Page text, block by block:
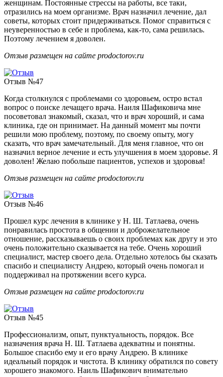
женщинам. Постоянные стрессы на работы, все таки,
отразились на моем организме. Врач назначил лечение, дал
советы, которых стоит придерживаться. Помог справиться с
неуверенностью в себе и проблема, как-то, сама решилась.
Поэтому лечением я доволен.
Отзыв размещен на сайте prodoctorov.ru
Отзыв №47
Когда столкнулся с проблемами со здоровьем, остро встал
вопрос о поиске лечащего врача. Наиля Шафиковича мне
посоветовал знакомый, сказал, что и врач хороший, и сама
клиника, где он принимает. На данный момент мы почти
решили мою проблему, поэтому, по своему опыту, могу
сказать, что врач замечательный. Для меня главное, что он
назначил верное лечение и есть улучшения в моем здоровье. Я
доволен! Желаю побольше пациентов, успехов и здоровья!
Отзыв размещен на сайте prodoctorov.ru
Отзыв №46
Прошел курс лечения в клинике у Н. Ш. Татлаева, очень
понравилась простота в общении и доброжелательное
отношение, рассказываешь о своих проблемах как другу и это
очень положительно сказывается на тебе. Очень хороший
специалист, мастер своего дела. Отдельно хотелось бы сказать
спасибо и специалисту Андрею, который очень помогал и
поддерживал на протяжении всего курса.
Отзыв размещен на сайте prodoctorov.ru
Отзыв №45
Профессионализм, опыт, пунктуальность, порядок. Все
назначения врача Н. Ш. Татлаева адекватны и понятны.
Большое спасибо ему и его врачу Андрею. В клинике
идеальный порядок и чистота. В клинику обратился по совету
хорошего знакомого. Наиль Шафикович внимательно